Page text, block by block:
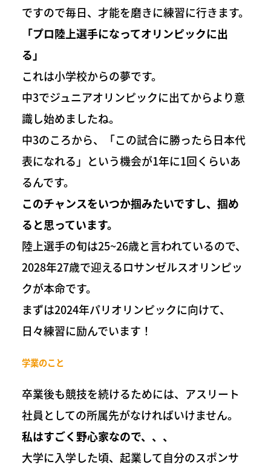
ですので毎日、才能を磨きに練習に行きます。
「プロ陸上選手になってオリンピックに出
る」
これは小学校からの夢です。
中3でジュニアオリンピックに出てからより意
識し始めましたね。
中3のころから、「この試合に勝ったら日本代
表になれる」という機会が1年に1回くらいあ
るんです。
このチャンスをいつか掴みたいですし、掴め
ると思っています。
陸上選手の旬は25~26歳と言われているので、
2028年27歳で迎えるロサンゼルスオリンピッ
クが本命です。
まずは2024年パリオリンピックに向けて、
日々練習に励んでいます！
学業のこと
卒業後も競技を続けるためには、アスリート
社員としての所属先がなければいけません。
私はすごく野心家なので、、、
大学に入学した頃、起業して自分のスポンサ